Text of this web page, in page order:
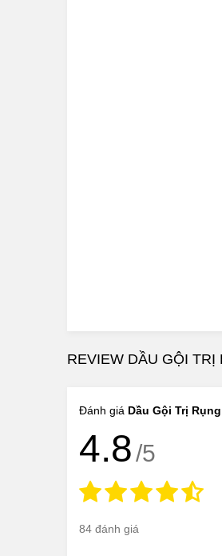
1.Dầu Gội Trị Rụng
Công dụng chính của
-Làm sạch sâu da đầu,
REVIEW DẦU GỘI TRỊ
Đánh giá Dầu Gội Trị
4.8/5
84 đánh giá